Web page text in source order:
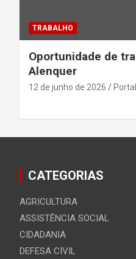
TRABALHO
Oportunidade de
Alenquer
12 de junho de 2026
CATEGORIAS
AGRICULTURA
ASSISTÊNCIA SOCIAL
CIDADANIA
DEFESA CIVIL